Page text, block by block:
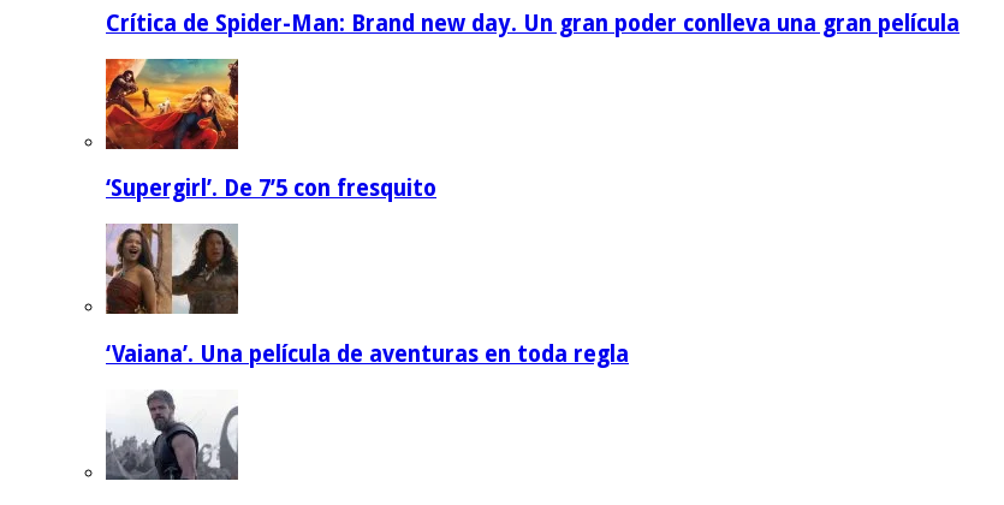
Crítica de Spider-Man: Brand new day. Un gran poder conlleva una gran película
‘Supergirl’. De 7’5 con fresquito
‘Vaiana’. Una película de aventuras en toda regla